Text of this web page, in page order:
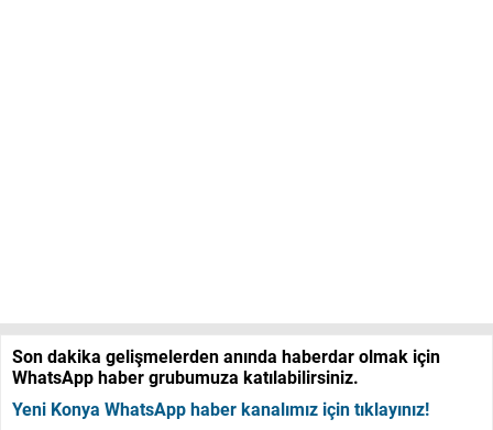
Son dakika gelişmelerden anında haberdar olmak için
WhatsApp haber grubumuza katılabilirsiniz.
Yeni Konya WhatsApp haber kanalımız için tıklayınız!